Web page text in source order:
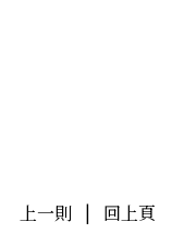
上一則 | 回上頁